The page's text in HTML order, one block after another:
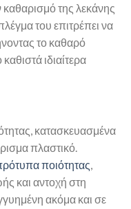
καθαρισμό της λεκάνης
του επιτρέπει να
το καθαρό
ιδιαίτερα
κατασκευασμένα
πλαστικό.
ποιότητας,
και αντοχή στη
ακόμα και σε